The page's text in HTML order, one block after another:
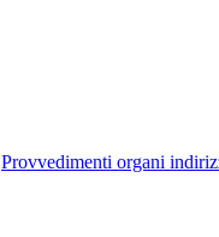
Provvedimenti organi